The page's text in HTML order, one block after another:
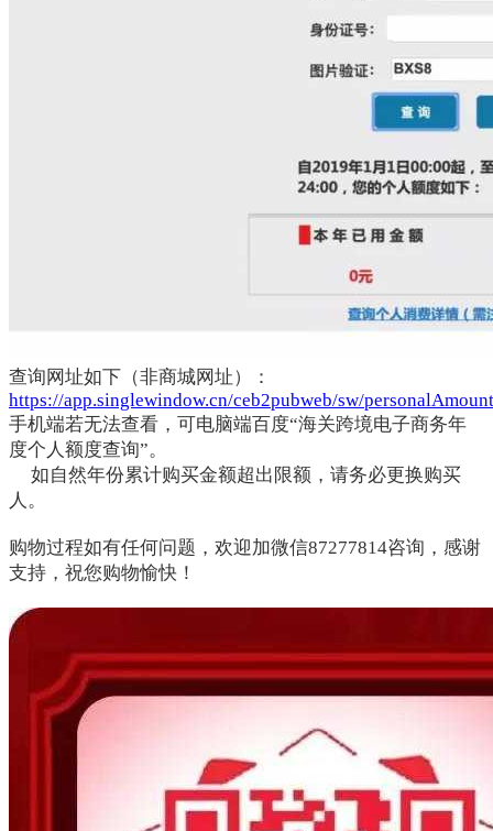
查询网址如下（非商城网址）：
https://app.singlewindow.cn/ceb2pubweb/sw/personalAmount
手机端若无法查看，可电脑端百度“海关跨境电子商务年
度个人额度查询”。
如自然年份累计购买金额超出限额，请务必更换购买
人。
购物过程如有任何问题，欢迎加微信87277814咨询，感谢
支持，祝您购物愉快！